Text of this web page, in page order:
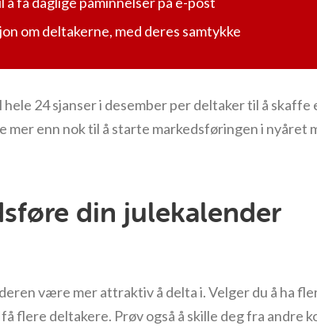
om deltakerne, med deres samtykke
24 sjanser i desember per deltaker til å
enn nok til å starte markedsføringen i nyåret
din julekalender
være mer attraktiv å delta i. Velger du å ha
flere deltakere. Prøv også å skille deg fra andre